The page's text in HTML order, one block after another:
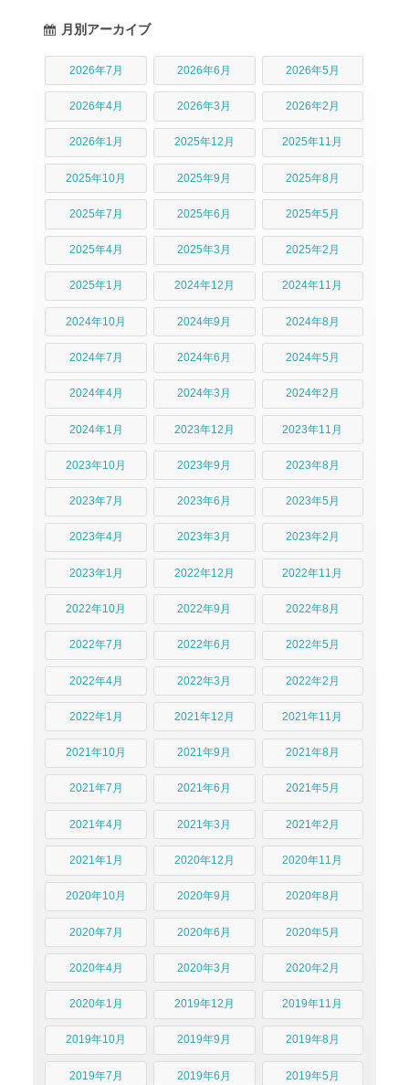
月別アーカイブ
2026年7月 2026年6月 2026年5月
2026年4月 2026年3月 2026年2月
2026年1月 2025年12月 2025年11月
2025年10月 2025年9月 2025年8月
2025年7月 2025年6月 2025年5月
2025年4月 2025年3月 2025年2月
2025年1月 2024年12月 2024年11月
2024年10月 2024年9月 2024年8月
2024年7月 2024年6月 2024年5月
2024年4月 2024年3月 2024年2月
2024年1月 2023年12月 2023年11月
2023年10月 2023年9月 2023年8月
2023年7月 2023年6月 2023年5月
2023年4月 2023年3月 2023年2月
2023年1月 2022年12月 2022年11月
2022年10月 2022年9月 2022年8月
2022年7月 2022年6月 2022年5月
2022年4月 2022年3月 2022年2月
2022年1月 2021年12月 2021年11月
2021年10月 2021年9月 2021年8月
2021年7月 2021年6月 2021年5月
2021年4月 2021年3月 2021年2月
2021年1月 2020年12月 2020年11月
2020年10月 2020年9月 2020年8月
2020年7月 2020年6月 2020年5月
2020年4月 2020年3月 2020年2月
2020年1月 2019年12月 2019年11月
2019年10月 2019年9月 2019年8月
2019年7月 2019年6月 2019年5月